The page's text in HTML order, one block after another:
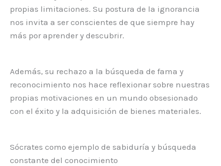
propias limitaciones. Su postura de la ignorancia
nos invita a ser conscientes de que siempre hay
más por aprender y descubrir.
Además, su rechazo a la búsqueda de fama y
reconocimiento nos hace reflexionar sobre nuestras
propias motivaciones en un mundo obsesionado
con el éxito y la adquisición de bienes materiales.
Sócrates como ejemplo de sabiduría y búsqueda
constante del conocimiento